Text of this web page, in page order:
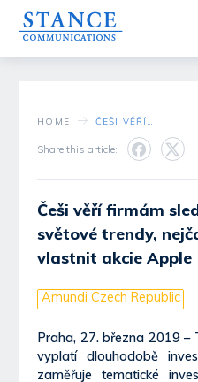
HOME
Share this article:
Češi věří firmám
světové trendy,
vlastnit akcie Apple
Amundi Czech Republic
Praha, 27. března 2019 –
vyplatí dlouhodobě
zaměřuje tematické